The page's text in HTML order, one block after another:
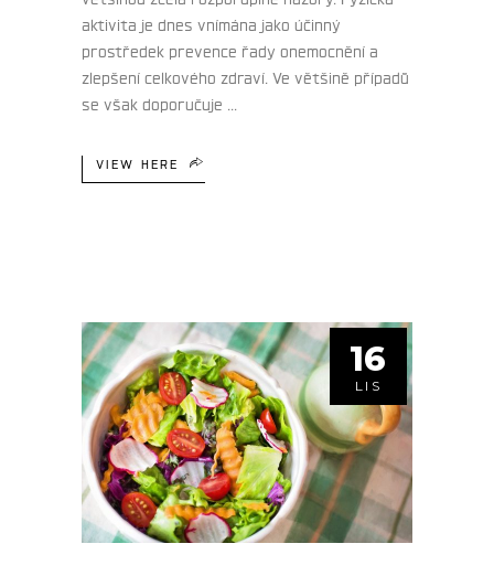
aktivita je dnes vnímána jako účinný
prostředek prevence řady onemocnění a
zlepšení celkového zdraví. Ve většině případů
se však doporučuje
VIEW HERE
16
LIS